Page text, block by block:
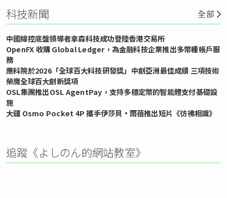
科技新聞 全部
中國線控底盤領導者拿森科技成功登陸香港交易所
OpenFX 收購 Global Ledger，為金融科技企業推出多幣種帳戶服
務
應科院於2026「全球百大科技研發獎」中創亞洲最佳成績 三項技術
榮膺全球百大創新獎項
OSL集團推出OSL AgentPay，支持多穩定幣的智能體支付基礎設
施
大疆 Osmo Pocket 4P 攜手伊莎貝•雨蓓推出短片《彷彿相識》
追蹤《よしのん的網站教室》